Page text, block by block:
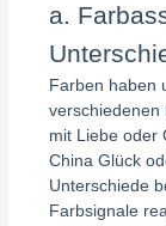
a.
Farben haben
verschiedenen
mit Liebe oder
China Glück
Unterschiede
Farbsignale